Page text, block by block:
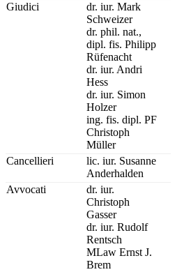
Giudici
dr. iur. Mark
Schweizer
dr. phil. nat.,
dipl. fis. Philipp
Rüfenacht
dr. iur. Andri
Hess
dr. iur. Simon
Holzer
ing. fis. dipl. PF
Christoph
Müller
Cancellieri
lic. iur. Susanne
Anderhalden
Avvocati
dr. iur.
Christoph
Gasser
dr. iur. Rudolf
Rentsch
MLaw Ernst J.
Brem